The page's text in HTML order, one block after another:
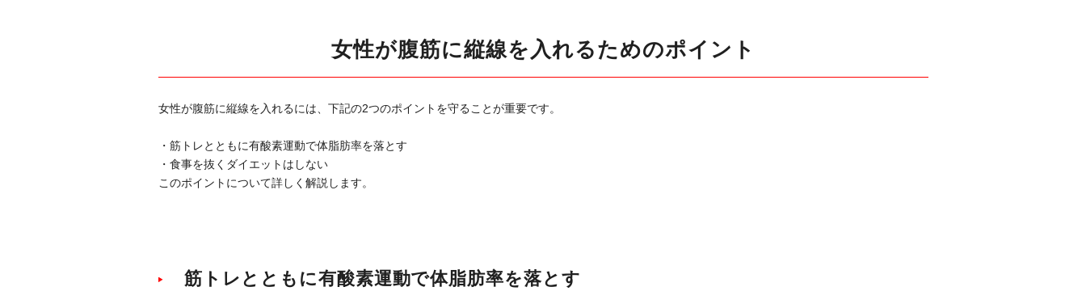
女性が腹筋に縦線を入れるためのポイント
女性が腹筋に縦線を入れるには、下記の2つのポイントを守ることが重要です。
・筋トレとともに有酸素運動で体脂肪率を落とす
・食事を抜くダイエットはしない
このポイントについて詳しく解説します。
筋トレとともに有酸素運動で体脂肪率を落とす